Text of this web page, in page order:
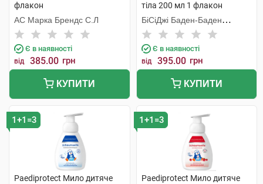
флакон
АС Марка Брендс С.Л
Є в наявності
від 385.00 грн
КУПИТИ
тіла 200 мл 1 флакон
БіСіДжі Баден-Баден
Косметікс Груп Гмбх
Є в наявності
від 395.00 грн
КУПИТИ
1+1=3
Paediprotect Мило дитяче
1+1=3
Paediprotect Мило дитяче